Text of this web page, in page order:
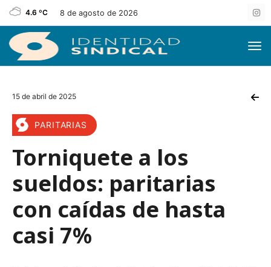
4.6 ºC 8 de agosto de 2026
15 de abril de 2025
PARITARIAS
Torniquete a los
sueldos: paritarias
con caídas de hasta
casi 7%